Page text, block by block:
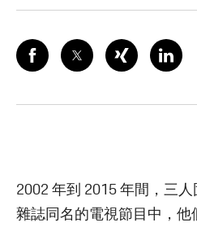
2002 年到 2015 年間，三
雜誌同名的電視節目中，